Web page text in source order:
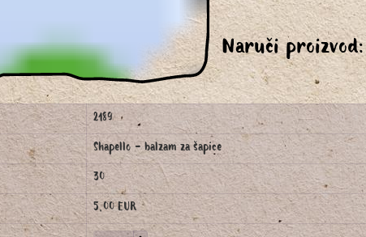
Naruči proizvod:
2189
Shapello - balzam za šapice
30
5,00 EUR